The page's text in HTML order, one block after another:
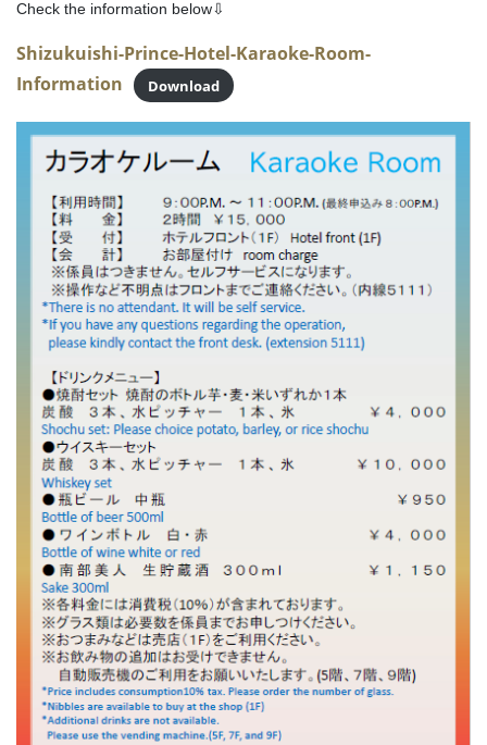
Check the information below⇩
Shizukuishi-Prince-Hotel-Karaoke-Room-
Information
Download